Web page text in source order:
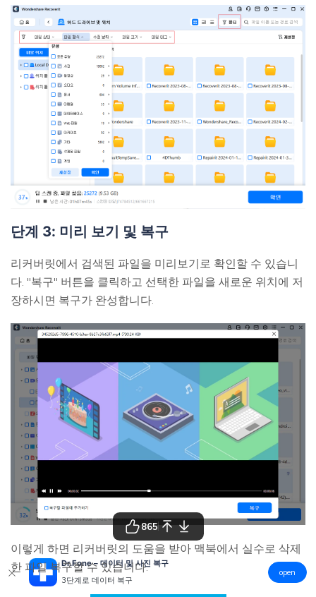
단계 3: 미리 보기 및 복구
리커버릿에서 검색된 파일을 미리보기로 확인할 수 있습니
다. "복구" 버튼을 클릭하고 선택한 파일을 새로운 위치에 저
장하시면 복구가 완성합니다.
이렇게 하면 리커버릿의 도움을 받아 맥북에서 실수로 삭제
한 파일 복구할 수 있습니다.
865
Dr.Fone – 데이터 및 사진 복구
3단계로 데이터 복구
open